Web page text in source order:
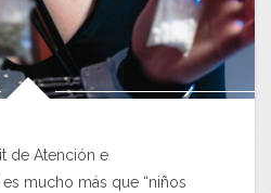
de Atención e
mucho más que “niños